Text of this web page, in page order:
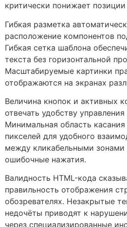
критически понижает позиции
Гибкая разметка
расположение компонентов
Гибкая сетка шаблона
текста без горизонтальной
Масштабируемые картинки
отображаются на экранах
Величина кнопок и активных
отвечать удобству
Минимальная область
пикселей для удобного
между кликабельными зонами
ошибочные нажатия.
Валидность HTML-кода
правильность отображения
обозревателях. Незакрытые
недочёты приводят к
через специализированные